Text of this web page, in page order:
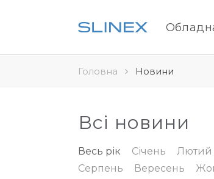
Головна Новини
Всі новини
Весь рік Січень Лютий
Серпень
Вересень